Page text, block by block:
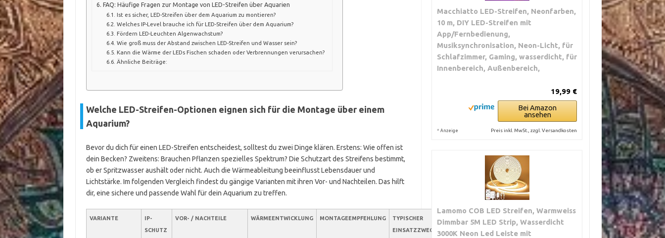
FAQ: Häufige Fragen zur Montage von LED-Streifen über Aquarien
Ist es sicher, LED-Streifen über dem Aquarium zu montieren?
Welches IP-Level brauche ich für LED-Streifen über dem Aquarium?
Fördern LED-Leuchten Algenwachstum?
Wie groß muss der Abstand zwischen LED-Streifen und Wasser sein?
Kann die Wärme der LEDs Fischen schaden oder Verbrennungen verursachen?
Ähnliche Beiträge:
Welche LED-Streifen-Optionen eignen sich für die Montage über einem
Aquarium?
Bevor du dich für einen LED-Streifen entscheidest, solltest du zwei Dinge klären. Erstens: Wie offen ist
dein Becken? Zweitens: Brauchen Pflanzen spezielles Spektrum? Die Schutzart des Streifens bestimmt,
ob er Spritzwasser aushält oder nicht. Auch die Wärmeableitung beeinflusst Lebensdauer und
Lichtstärke. Im folgenden Vergleich findest du gängige Varianten mit ihren Vor- und Nachteilen. Das hilft
dir, eine sichere und passende Wahl für dein Aquarium zu treffen.
VARIANTE
IP-
SCHUTZ
VOR- / NACHTEILE WÄRMEENTWICKLUNG MONTAGEEMPFEHLUNG
TYPISCHER
EINSATZZWECK
Macchiatto LED-Streifen, Neonfarben,
10 m, DIY LED-Streifen mit
App/Fernbedienung,
Musiksynchronisation, Neon-Licht, für
Schlafzimmer, Gaming, wasserdicht, für
Innenbereich, Außenbereich,
19,99 €
Bei Amazon
ansehen
* Anzeige Preis inkl. MwSt., zzgl. Versandkosten
Lamomo COB LED Streifen, Warmweiss
Dimmbar 5M LED Strip, Wasserdicht
3000K Neon Led Leiste mit